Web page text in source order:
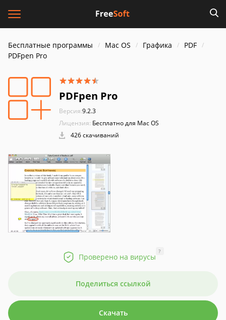
Бесплатные программы Mac OS Графика
PDF
PDFpen Pro
PDFpen Pro
Версия:9.2.3
Лицензия: Бесплатно для Mac OS
426 скачиваний
Проверено на вирусы
?
Поделиться ссылкой
Скачать